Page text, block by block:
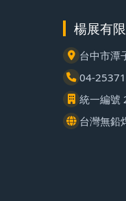
楊展有
台中市潭
04-
統一編號
台灣無鉛